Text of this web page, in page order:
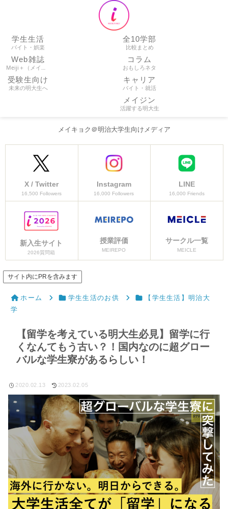
学生生活
バイト・娯楽
全10学部
比較まとめ
Web雑誌
Meiji＋（メイプラ）
コラム
おもしろネタ
受験生向け
未来の明大生へ
キャリア
バイト・就活
メイジン
活躍する明大生
メイキョク＠明治大学生向けメディア
X / Twitter
16,500 Followers
Instagram
16,000 Followers
LINE
16,000 Friends
新入生サイト
2026質問箱
授業評価
MEIREPO
サークル一覧
MEICLE
サイト内にPRを含みます
ホーム 学生生活のお供
【学生生活】明治大
学
【留学を考えている明大生必見】留学に行
くなんてもう古い？！国内なのに超グロー
バルな学生寮があるらしい！
2020.02.13 2023.02.05